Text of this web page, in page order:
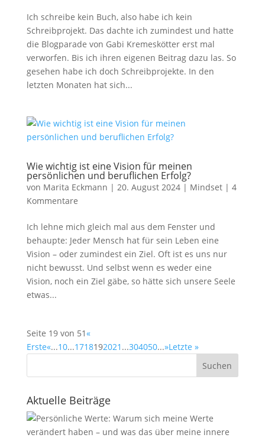
Ich schreibe kein Buch, also habe ich kein
Schreibprojekt. Das dachte ich zumindest und hatte
die Blogparade von Gabi Kremeskötter erst mal
verworfen. Bis ich ihren eigenen Beitrag dazu las. So
gesehen habe ich doch Schreibprojekte. In den
letzten Monaten hat sich...
Wie wichtig ist eine Vision für meinen
persönlichen und beruflichen Erfolg?
von Marita Eckmann | 20. August 2024| Mindset| 4
Kommentare
Ich lehne mich gleich mal aus dem Fenster und
behaupte: Jeder Mensch hat für sein Leben eine
Vision – oder zumindest ein Ziel. Oft ist es uns nur
nicht bewusst. Und selbst wenn es weder eine
Vision, noch ein Ziel gäbe, so hätte sich unsere Seele
etwas...
Seite 19 von 51«
Erste«...10...1718192021 ...304050...»Letzte »
Suchen
Aktuelle Beiträge